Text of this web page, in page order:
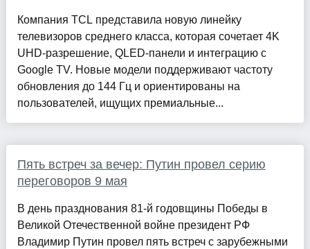
Компания TCL представила новую линейку
телевизоров среднего класса, которая сочетает 4K
UHD-разрешение, QLED-панели и интеграцию с
Google TV. Новые модели поддерживают частоту
обновления до 144 Гц и ориентированы на
пользователей, ищущих премиальные...
Пять встреч за вечер: Путин провел серию
переговоров 9 мая
В день празднования 81-й годовщины Победы в
Великой Отечественной войне президент РФ
Владимир Путин провел пять встреч с зарубежными